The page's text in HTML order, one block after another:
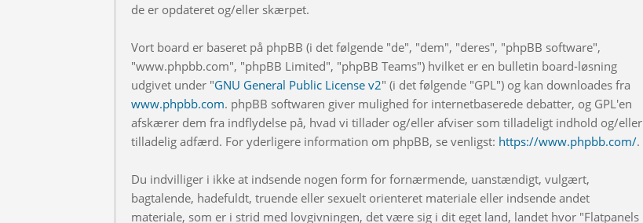
de er opdateret og/eller skærpet.
Vort board er baseret på phpBB (i det følgende "de", "dem", "deres", "phpBB software",
"www.phpbb.com", "phpBB Limited", "phpBB Teams") hvilket er en bulletin board-løsning
udgivet under "GNU General Public License v2" (i det følgende "GPL") og kan downloades fra
www.phpbb.com. phpBB softwaren giver mulighed for internetbaserede debatter, og GPL'en
afskærer dem fra indflydelse på, hvad vi tillader og/eller afviser som tilladeligt indhold og/eller
tilladelig adfærd. For yderligere information om phpBB, se venligst: https://www.phpbb.com/.
Du indvilliger i ikke at indsende nogen form for fornærmende, uanstændigt, vulgært,
bagtalende, hadefuldt, truende eller sexuelt orienteret materiale eller indsende andet
materiale, som er i strid med lovgivningen, det være sig i dit eget land, landet hvor "Flatpanels